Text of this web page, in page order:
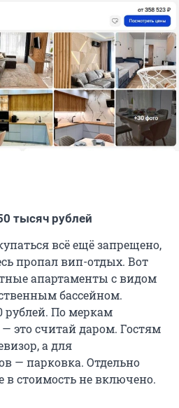
тысяч рублей
всё ещё запрещено,
пропал вип-отдых. Вот
апартаменты с видом
бассейном.
рублей. По меркам
это считай даром. Гостям
а для
— парковка. Отдельно
в стоимость не включено.